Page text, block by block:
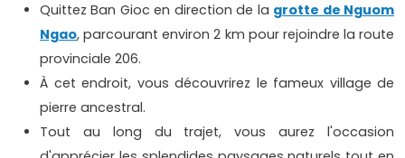
Quittez Ban Gioc en direction de la grotte de Nguom
Ngao, parcourant environ 2 km pour rejoindre la route
provinciale 206.
À cet endroit, vous découvrirez le fameux village de
pierre ancestral.
Tout au long du trajet, vous aurez l'occasion